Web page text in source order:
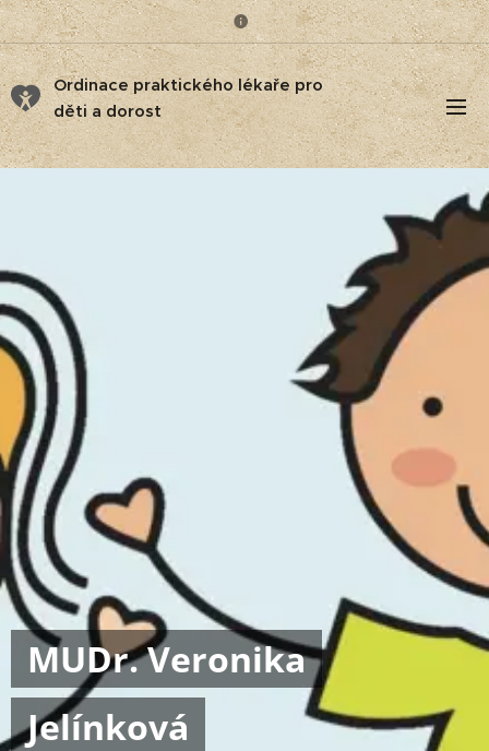
Ordinace praktického lékaře pro
děti a dorost
MUDr. Veronika
Jelínková